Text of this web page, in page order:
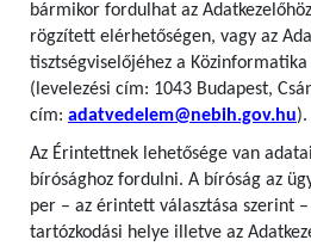
bármikor fordulhat az
rögzített elérhetőségen, vagy az
tisztségviselőjéhez a
(levelezési cím: 1043 Budapest,
cím: adatvedelem@nebih.gov.hu).
Az Érintettnek lehetősége van
bírósághoz fordulni. A bíróság az
per – az érintett választása szerint
tartózkodási helye illetve az